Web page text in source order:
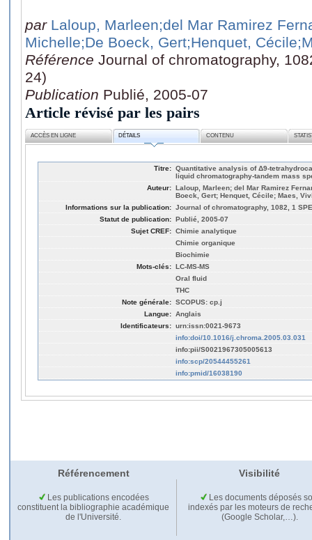
par Laloup, Marleen;del Mar Ramirez
Michelle;De Boeck, Gert;Henquet, Cécile
Référence Journal of chromatography,
24)
Publication Publié, 2005-07
Article révisé par les pairs
ACCÈS EN LIGNE DÉTAILS CONTENU
Titre: Quantitative analysis of Δ9-
liquid chromatography-tandem mass
Auteur: Laloup, Marleen; del Mar Ramirez
Boeck, Gert; Henquet, Cécile; Maes,
Informations sur la publication: Journal of chromatography, 1082, 1
Statut de publication: Publié, 2005-07
Sujet CREF: Chimie analytique
Chimie organique
Biochimie
Mots-clés: LC-MS-MS
Oral fluid
THC
Note générale: SCOPUS: cp.j
Langue: Anglais
Identificateurs: urn:issn:0021-9673
info:doi/10.1016/j.chroma.2005.03.031
info:pii/S0021967305005613
info:scp/20544455261
info:pmid/16038190
Référencement Visibilité
Les publications encodées
constituent la bibliographie académique
de l'Université.
Les documents déposés
indexés par les moteurs de
(Google Scholar,…).